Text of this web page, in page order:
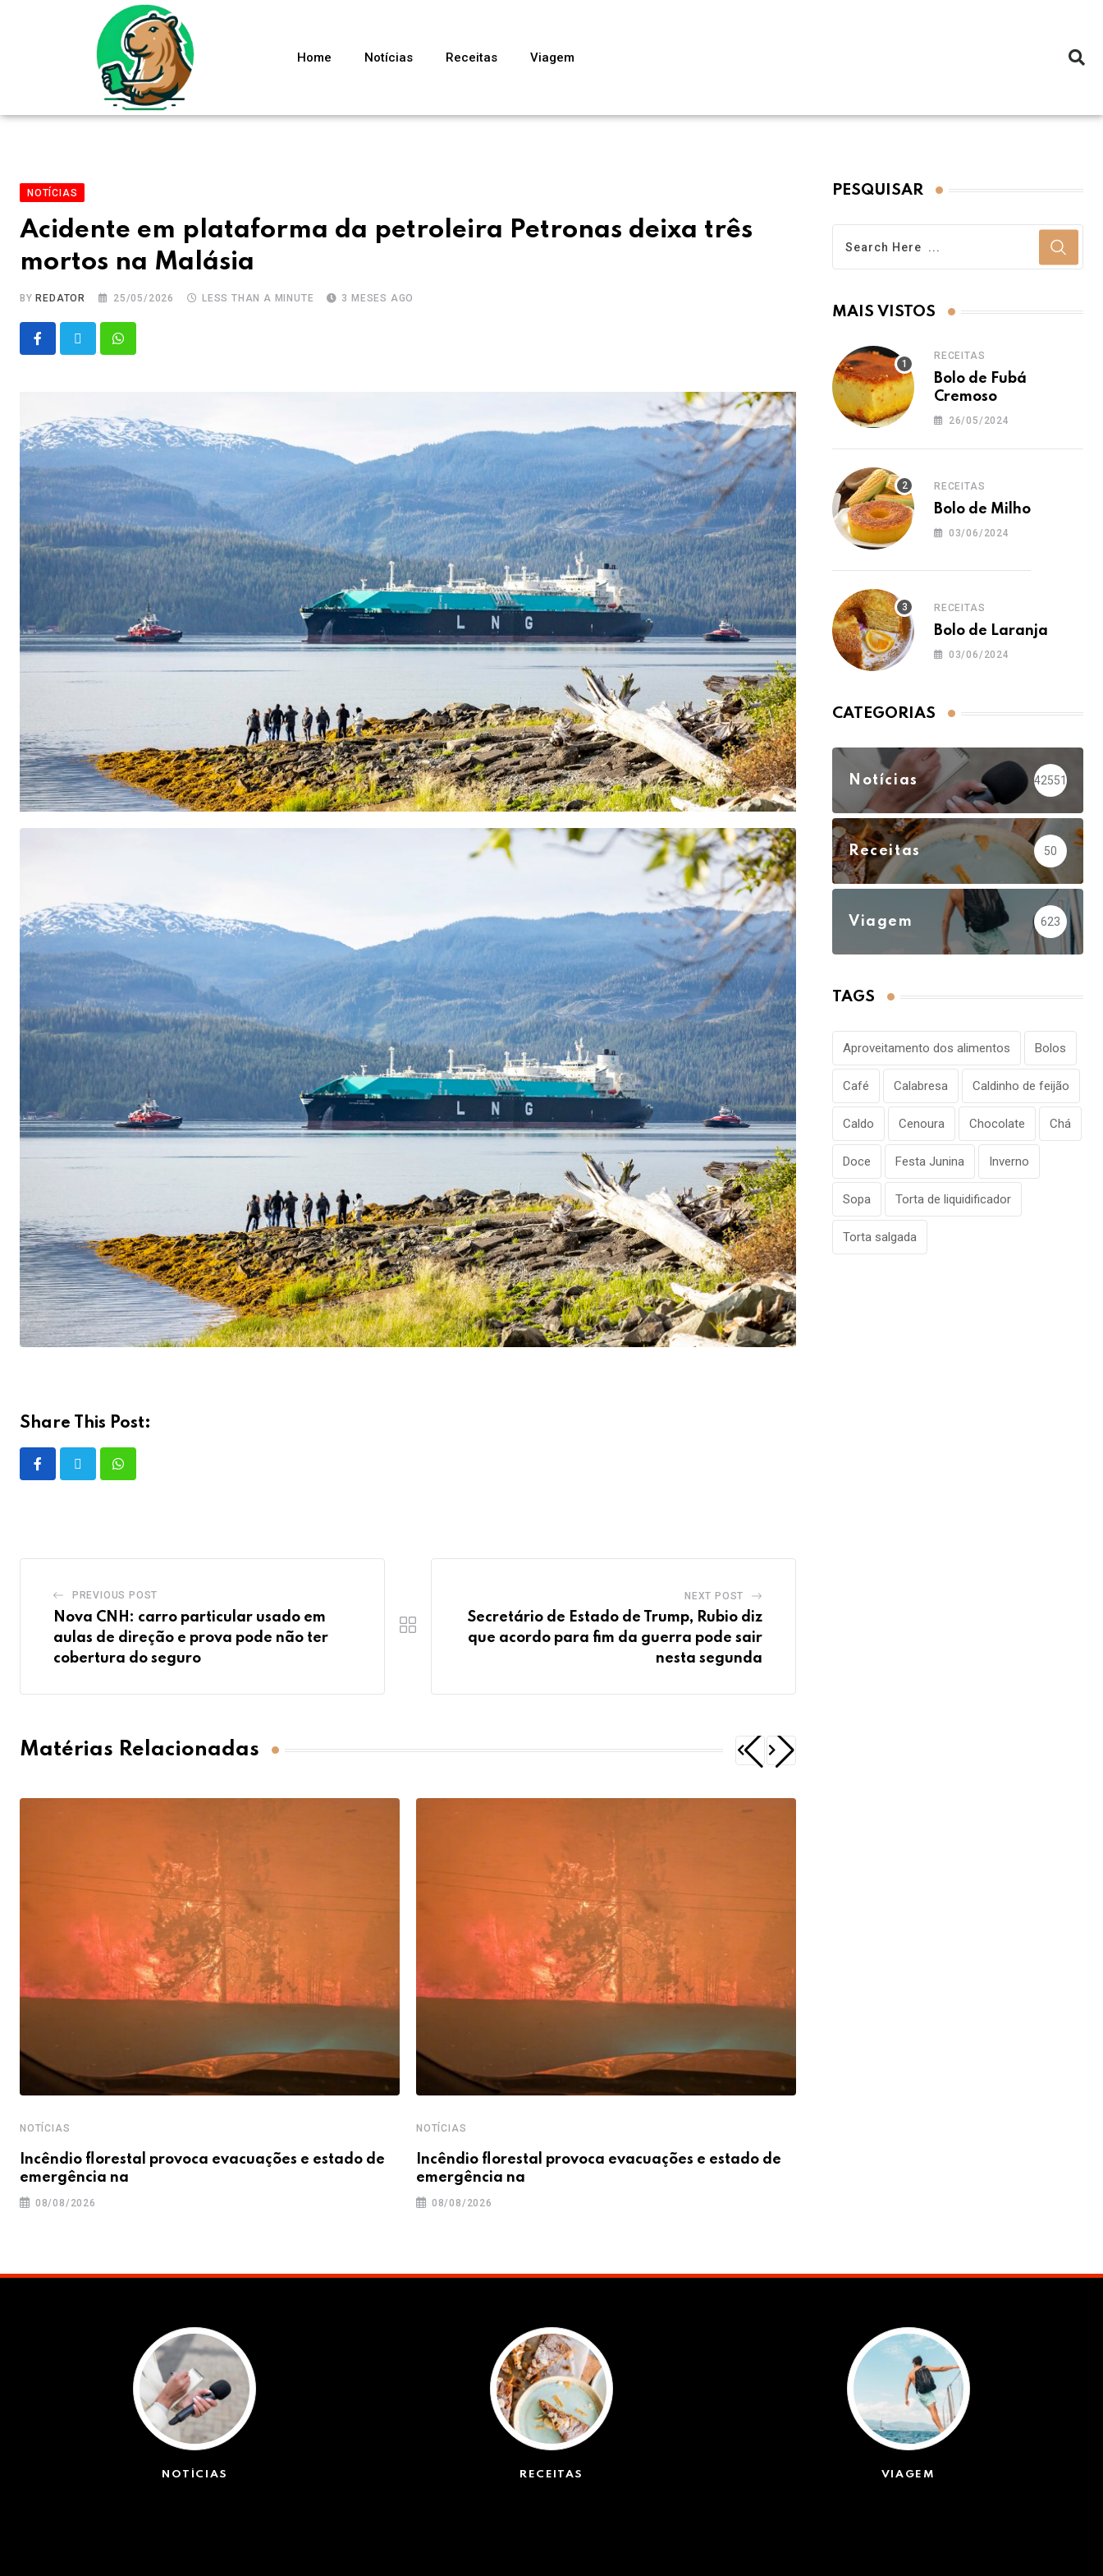
Home Notícias Receitas Viagem
NOTÍCIAS
Acidente em plataforma da petroleira Petronas deixa três
mortos na Malásia
BY REDATOR 25/05/2026 LESS THAN A MINUTE 3 MESES AGO
Share This Post:
PREVIOUS POST
Nova CNH: carro particular usado em
aulas de direção e prova pode não ter
cobertura do seguro
NEXT POST
Secretário de Estado de Trump, Rubio diz
que acordo para fim da guerra pode sair
nesta segunda
Matérias Relacionadas
NOTÍCIAS
Incêndio florestal provoca evacuações e estado de
emergência na
08/08/2026
NOTÍCIAS
Incêndio florestal provoca evacuações e estado de
emergência na
08/08/2026
PESQUISAR
MAIS VISTOS
RECEITAS
Bolo de Fubá
Cremoso
26/05/2024
RECEITAS
Bolo de Milho
03/06/2024
RECEITAS
Bolo de Laranja
03/06/2024
CATEGORIAS
Notícias 42551
Receitas 50
Viagem 623
TAGS
Aproveitamento dos alimentos Bolos
Café Calabresa Caldinho de feijão
Caldo Cenoura Chocolate Chá
Doce Festa Junina Inverno
Sopa Torta de liquidificador
Torta salgada
NOTÍCIAS RECEITAS VIAGEM